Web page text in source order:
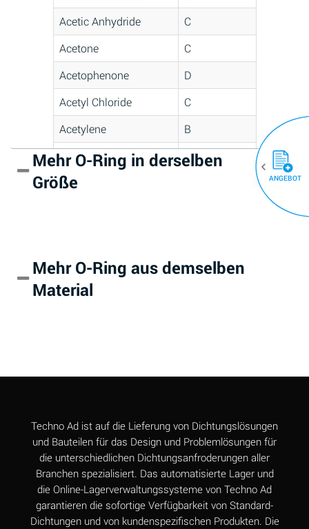
Acetic Anhydride
C
Acetone
C
Acetophenone
D
Acetyl Chloride
C
Acetylene
B
Acrlylonitrile
D
Adipic Acid
(Aqueous)
Aluminum Acetate
Aluminum Fluoride
B
Aluminum Nitrate
(Aqueous)
Aluminum Phosphate
(Aqueous)
A
Aluminum Sulfate
(Aqueous)
A
Mehr O-Ring in derselben
Größe
(30)
Mehr O-Ring aus demselben
Material
Techno Ad ist auf die Lieferung von Dichtungslösungen
und Bauteilen für das Design und Problemlösungen für
die unterschiedlichen Dichtungsanfroderungen aller
Branchen spezialisiert. Das automatisierte Lager und
die Online-Lagerverwaltungssysteme von Techno Ad
garantieren die sofortige Verfügbarkeit von Standard-
Dichtungen und von kundenspezifischen Produkten. Die
ANGEBOT